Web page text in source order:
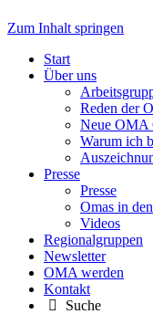
Zum Inhalt springen
Start
Über uns
Reden der
Neue OMA
Warum ich
Presse
Presse
Omas in
Videos
Regionalgruppen
Newsletter
OMA werden
Kontakt
Suche